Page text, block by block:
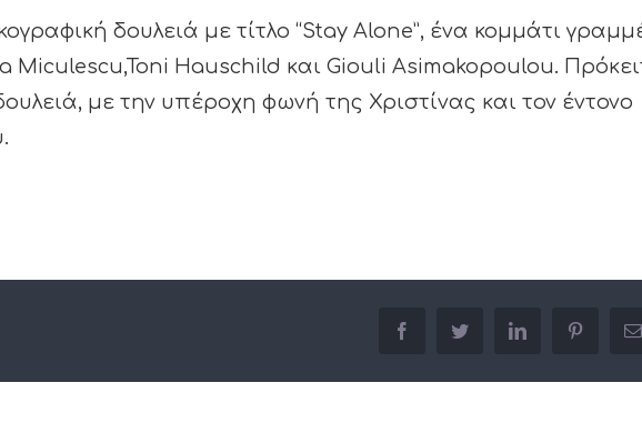
δουλειά με τίτλο “Stay Alone”, ένα κομμάτι
Miculescu,Toni Hauschild και Giouli Asimakopoulou.
με την υπέροχη φωνή της Χριστίνας και τον έντονο
facebooktwitter linkedin pinterest